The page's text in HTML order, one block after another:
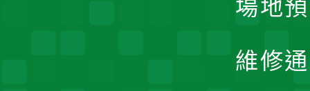
場地
維修